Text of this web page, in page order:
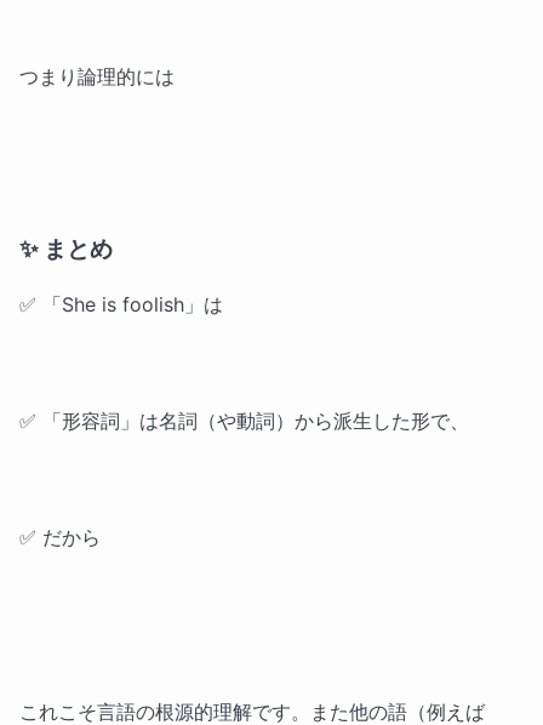
つまり論理的には
✨ まとめ
✅ 「She is foolish」は
✅ 「形容詞」は名詞（や動詞）から派生した形で、
✅ だから
これこそ言語の根源的理解です。また他の語（例えば